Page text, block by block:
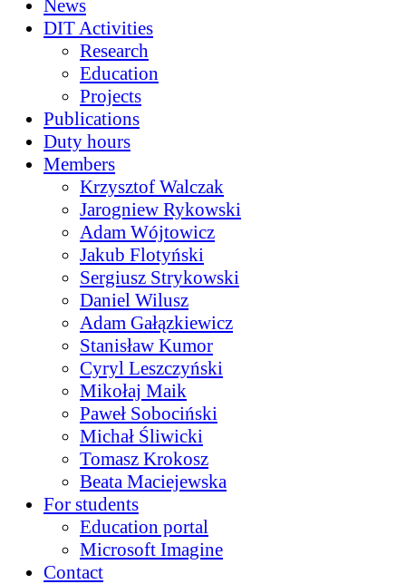
News
DIT Activities
Research
Education
Projects
Publications
Duty hours
Members
Krzysztof Walczak
Jarogniew Rykowski
Adam Wójtowicz
Jakub Flotyński
Sergiusz Strykowski
Daniel Wilusz
Adam Gałązkiewicz
Stanisław Kumor
Cyryl Leszczyński
Mikołaj Maik
Paweł Sobociński
Michał Śliwicki
Tomasz Krokosz
Beata Maciejewska
For students
Education portal
Microsoft Imagine
Contact